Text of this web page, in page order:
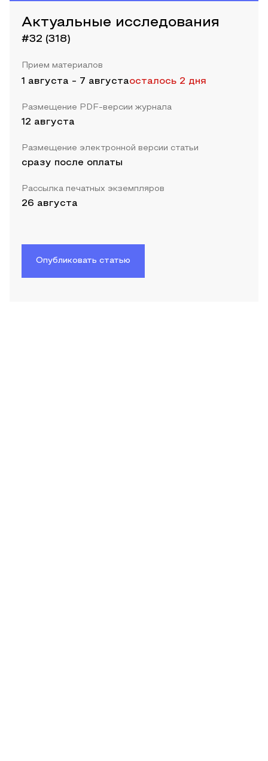
Актуальные исследования
#32 (318)
Прием материалов
1 августа - 7 августаосталось 2 дня
Размещение PDF-версии журнала
12 августа
Размещение электронной версии статьи
сразу после оплаты
Рассылка печатных экземпляров
26 августа
Опубликовать статью